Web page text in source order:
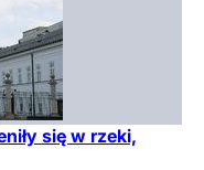
się w rzeki,